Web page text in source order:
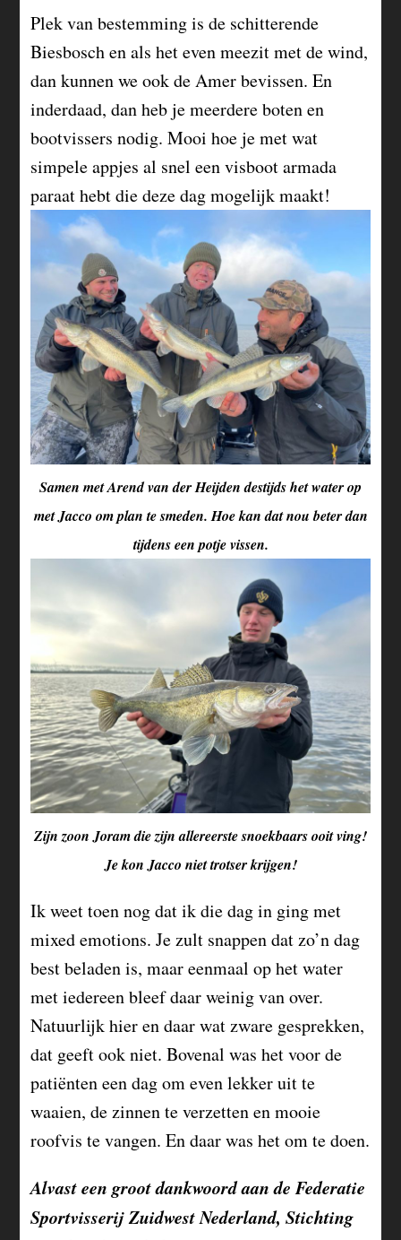
Plek van bestemming is de schitterende
Biesbosch en als het even meezit met de wind,
dan kunnen we ook de Amer bevissen. En
inderdaad, dan heb je meerdere boten en
bootvissers nodig. Mooi hoe je met wat
simpele appjes al snel een visboot armada
paraat hebt die deze dag mogelijk maakt!
Samen met Arend van der Heijden destijds het water op
met Jacco om plan te smeden. Hoe kan dat nou beter dan
tijdens een potje vissen.
Zijn zoon Joram die zijn allereerste snoekbaars ooit ving!
Je kon Jacco niet trotser krijgen!
Ik weet toen nog dat ik die dag in ging met
mixed emotions. Je zult snappen dat zo’n dag
best beladen is, maar eenmaal op het water
met iedereen bleef daar weinig van over.
Natuurlijk hier en daar wat zware gesprekken,
dat geeft ook niet. Bovenal was het voor de
patiënten een dag om even lekker uit te
waaien, de zinnen te verzetten en mooie
roofvis te vangen. En daar was het om te doen.
Alvast een groot dankwoord aan de Federatie
Sportvisserij Zuidwest Nederland, Stichting